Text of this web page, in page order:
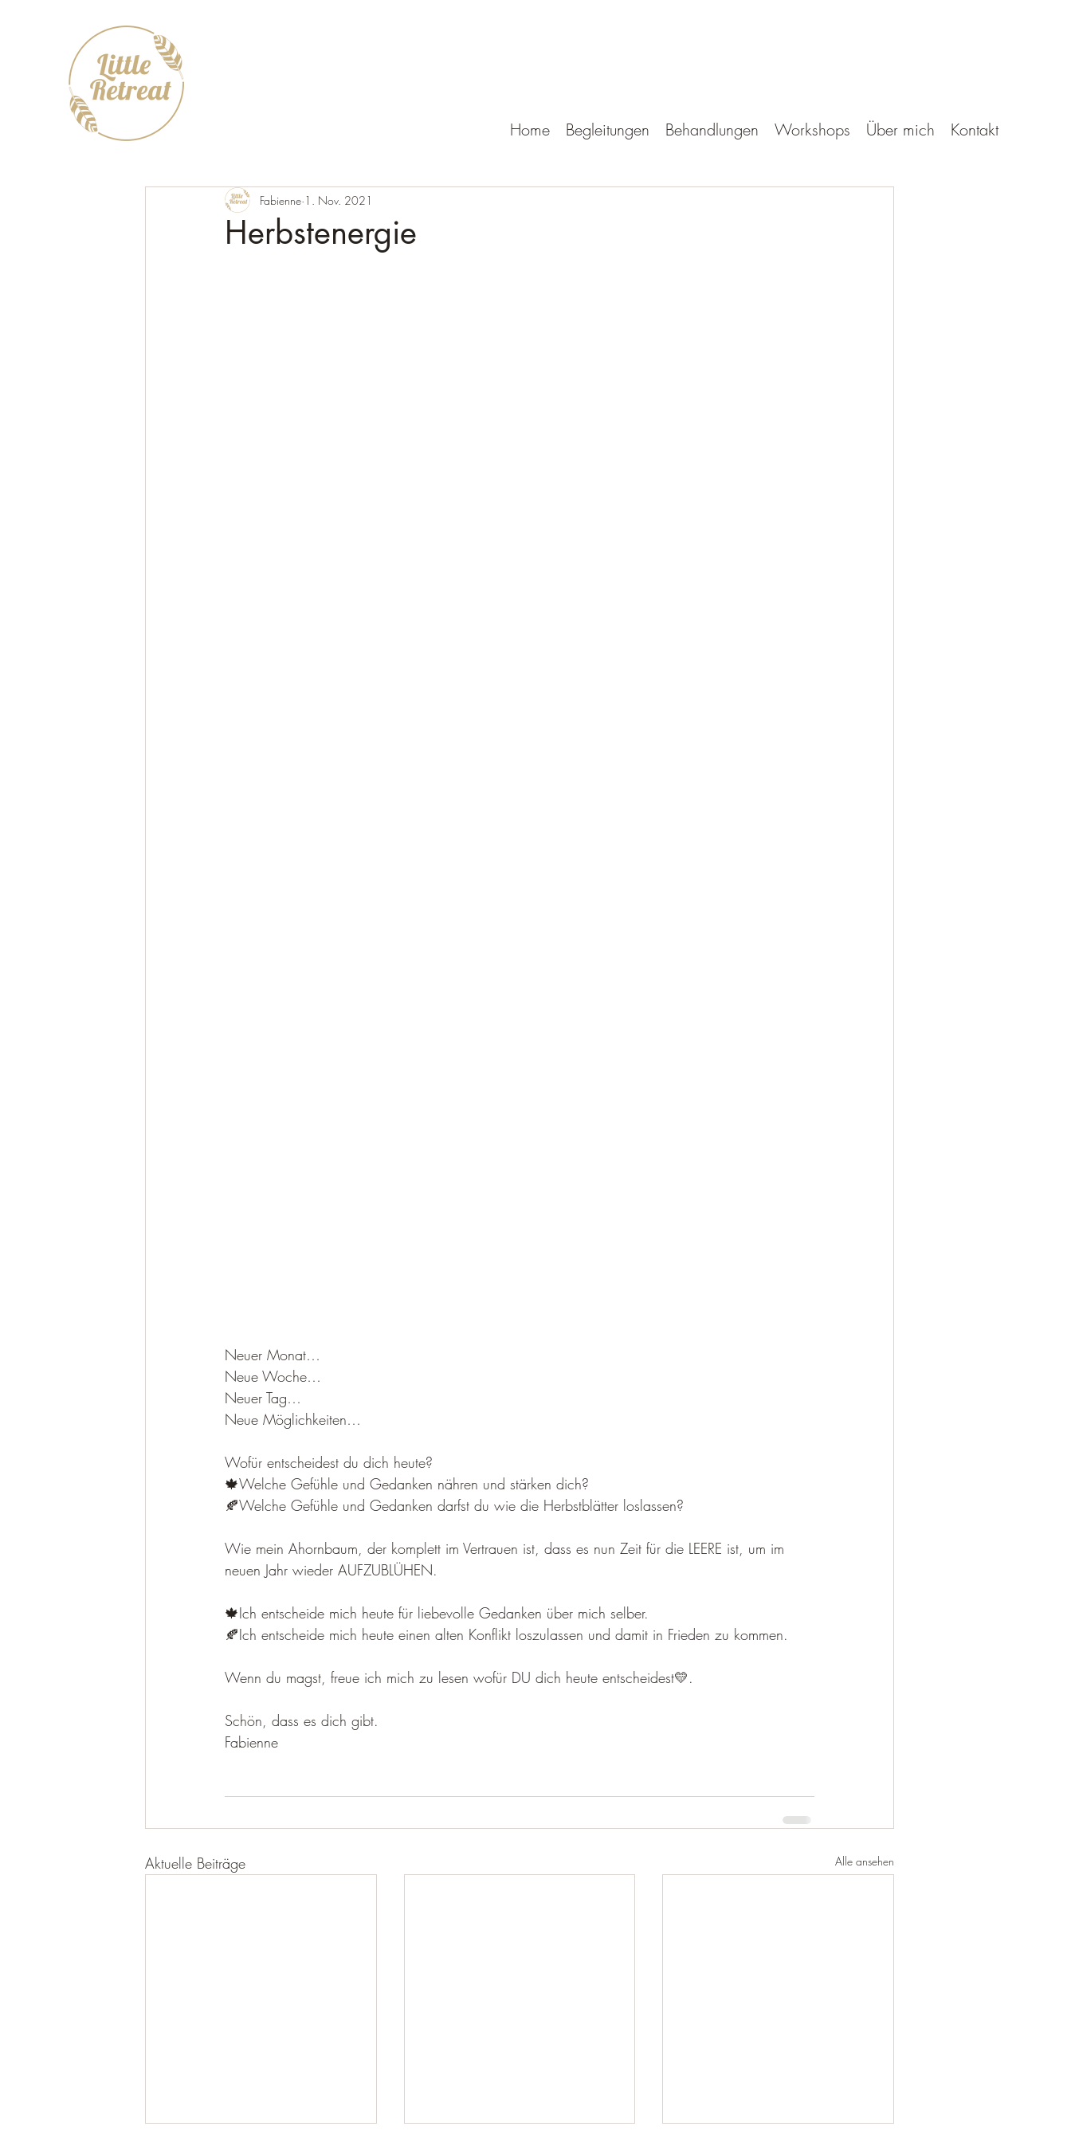
Home Begleitungen Behandlungen Workshops Über mich Kontakt
Herbstenergie
Fabienne 1. Nov. 2021
Neuer Monat…
Neue Woche…
Neuer Tag…
Neue Möglichkeiten…
Wofür entscheidest du dich heute?
🍁Welche Gefühle und Gedanken nähren und stärken dich?
🍂Welche Gefühle und Gedanken darfst du wie die Herbstblätter loslassen?
Wie mein Ahornbaum, der komplett im Vertrauen ist, dass es nun Zeit für die LEERE ist, um im
neuen Jahr wieder AUFZUBLÜHEN.
🍁Ich entscheide mich heute für liebevolle Gedanken über mich selber.
🍂Ich entscheide mich heute einen alten Konflikt loszulassen und damit in Frieden zu kommen.
Wenn du magst, freue ich mich zu lesen wofür DU dich heute entscheidest💛.
Schön, dass es dich gibt.
Fabienne
Aktuelle Beiträge Alle ansehen